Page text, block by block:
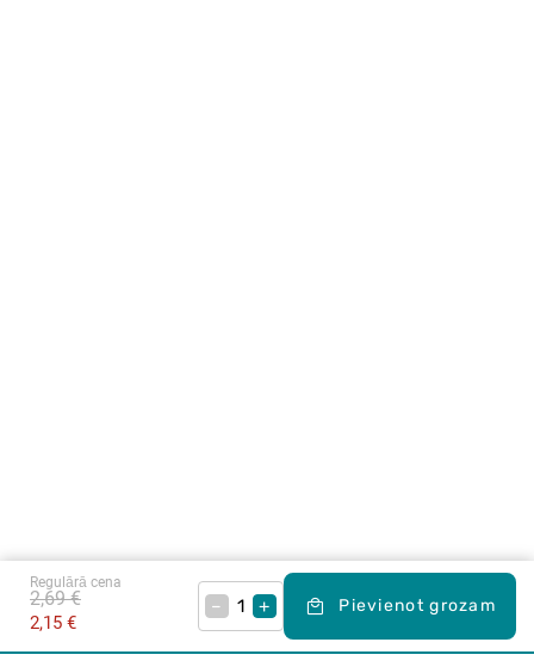
Regulārā cena
2,15 €
2,69 € – + Pievienot grozam